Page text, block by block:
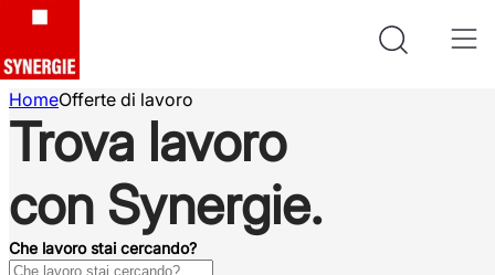
HomeOfferte di lavoro
Trova lavoro
con Synergie.
Che lavoro stai cercando?